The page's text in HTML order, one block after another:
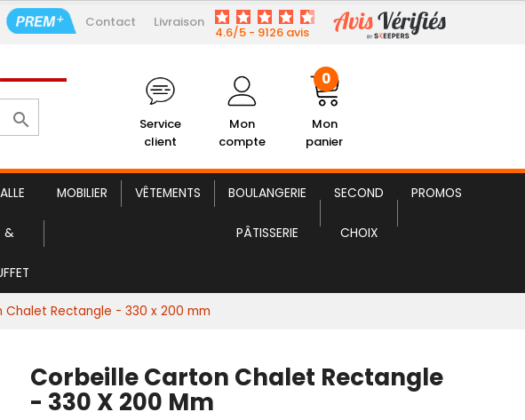
Contact Livraison
4.6/5 - 9126 avis

Service
client
Mon
compte
Mon
panier
0
&
MOBILIER VÊTEMENTS BOULANGERIE
PÂTISSERIE
SECOND
CHOIX
PROMOS
Corbeille Carton Chalet Rectangle 1,87 € HT
Chalet Rectangle - 330 x 200 mm
Corbeille Carton Chalet Rectangle
- 330 X 200 Mm